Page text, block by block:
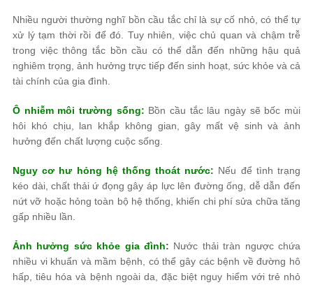
Nhiều người thường nghĩ bồn cầu tắc chỉ là sự cố nhỏ, có thể tự
xử lý tạm thời rồi để đó. Tuy nhiên, việc chủ quan và chậm trễ
trong việc thông tắc bồn cầu có thể dẫn đến những hậu quả
nghiêm trọng, ảnh hưởng trực tiếp đến sinh hoạt, sức khỏe và cả
tài chính của gia đình.
Ô nhiễm môi trường sống: Bồn cầu tắc lâu ngày sẽ bốc mùi
hôi khó chịu, lan khắp không gian, gây mất vệ sinh và ảnh
hưởng đến chất lượng cuộc sống.
Nguy cơ hư hỏng hệ thống thoát nước: Nếu để tình trạng
kéo dài, chất thải ứ đọng gây áp lực lên đường ống, dễ dẫn đến
nứt vỡ hoặc hỏng toàn bộ hệ thống, khiến chi phí sửa chữa tăng
gấp nhiều lần.
Ảnh hưởng sức khỏe gia đình: Nước thải tràn ngược chứa
nhiều vi khuẩn và mầm bệnh, có thể gây các bệnh về đường hô
hấp, tiêu hóa và bệnh ngoài da, đặc biệt nguy hiểm với trẻ nhỏ